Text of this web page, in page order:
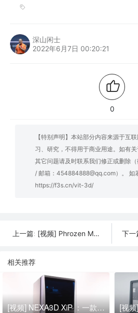
深山闲士
2022年6月7日 00:20:21
0
【特别声明】本站部分内容来源于互
习、研究，不得用于商业用途。如有
其它问题请及时联系我们修正或删除
/ 邮箱：454884888@qq.com）。 如
https://f3s.cn/vit-3d/
上一篇: [视频] Phrozen Make | 专业 LCD 3D打印机触手可及 下一
相关推荐
[视频] NEXA3D XiP ：一款超快的桌面树脂 3D打印机